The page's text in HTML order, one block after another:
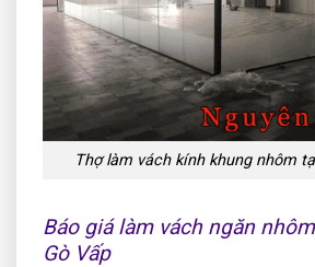
Thợ làm vách kính khung nhôm
Báo giá làm vách ngăn
Gò Vấp